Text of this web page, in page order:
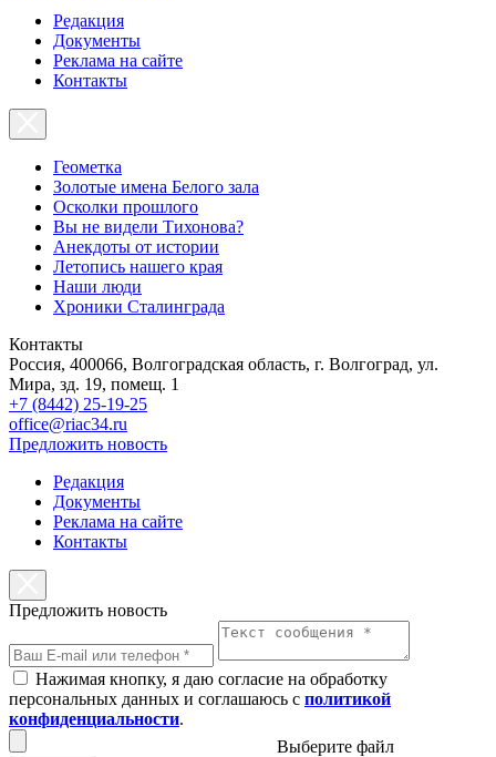
Редакция
Документы
Реклама на сайте
Контакты
Геометка
Золотые имена Белого зала
Осколки прошлого
Вы не видели Тихонова?
Анекдоты от истории
Летопись нашего края
Наши люди
Хроники Сталинграда
Контакты
Россия, 400066, Волгоградская область, г. Волгоград, ул.
Мира, зд. 19, помещ. 1
+7 (8442) 25-19-25
office@riac34.ru
Предложить новость
Редакция
Документы
Реклама на сайте
Контакты
Предложить новость
Нажимая кнопку, я даю согласие на обработку
персональных данных и соглашаюсь с политикой
конфиденциальности.
Выберите файл